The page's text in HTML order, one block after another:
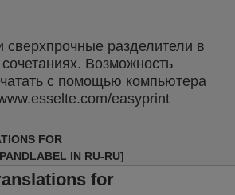
сверхпрочные разделители в
Возможность
с помощью компьютера
easyprint
FOR
IN RU-RU]
for